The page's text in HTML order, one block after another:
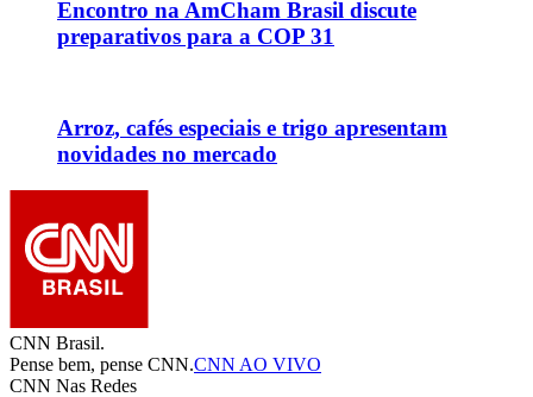
Encontro na AmCham Brasil discute
preparativos para a COP 31
Arroz, cafés especiais e trigo apresentam
novidades no mercado
CNN Brasil.
Pense bem, pense CNN.CNN AO VIVO
CNN Nas Redes